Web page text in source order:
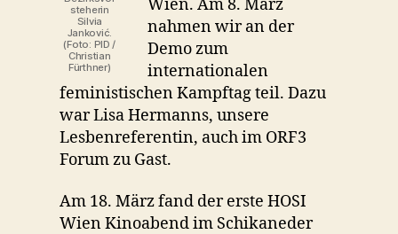
steherin
Silvia
Janković.
(Foto: PID /
Christian
Fürthner)
Wien. Am 8. März
nahmen wir an der
Demo zum
internationalen
feministischen Kampftag teil. Dazu
war Lisa Hermanns, unsere
Lesbenreferentin, auch im ORF3
Forum zu Gast.
Am 18. März fand der erste HOSI
Wien Kinoabend im Schikaneder